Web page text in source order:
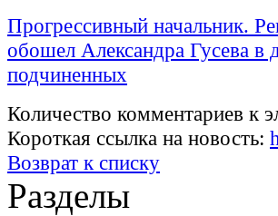
Прогрессивный начальник.
обошел Александра Гусева в
подчиненных
Количество комментариев к
Короткая ссылка на новость:
Возврат к списку
Разделы